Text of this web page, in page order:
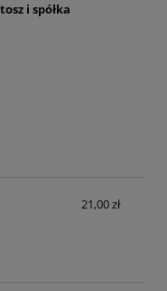
i spółka
płatności
21,00 zł